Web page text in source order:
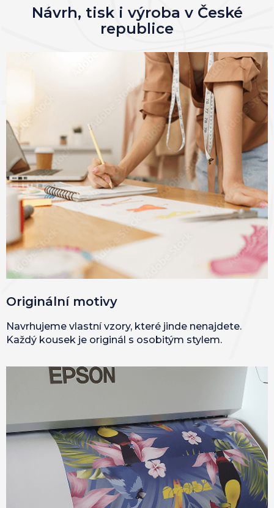
Návrh, tisk i výroba v České
republice
Originální motivy
Navrhujeme vlastní vzory, které jinde nenajdete.
Každý kousek je originál s osobitým stylem.